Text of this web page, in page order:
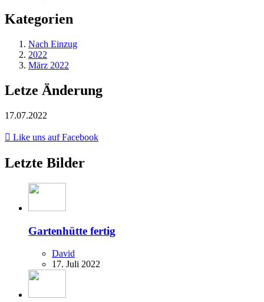
Kategorien
Nach Einzug
2022
März 2022
Letze Änderung
17.07.2022
Like uns auf Facebook
Letzte Bilder
Gartenhütte fertig
David
17. Juli 2022